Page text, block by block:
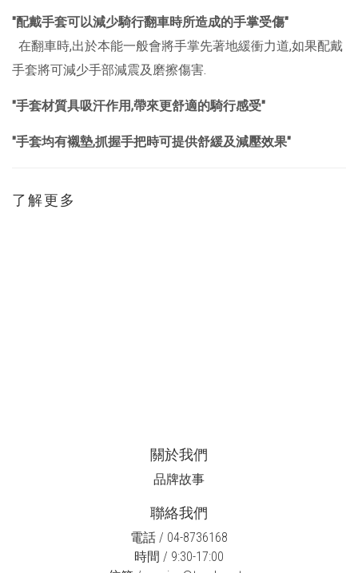
"配戴手套可以減少騎行翻車時所造成的手掌受傷"
在翻車時,出於本能一般會將手掌先著地緩衝力道,如果配戴
手套將可減少手部減震及磨擦傷害.
"手套材質具吸汗作用,帶來更舒適的騎行感受"
"手套均有襯墊,抓握手把時可提供舒緩及減壓效果"
了解更多
關於我們
品牌故事
聯絡我們
電話 / 04-8736168
時間 / 9:30-17:00